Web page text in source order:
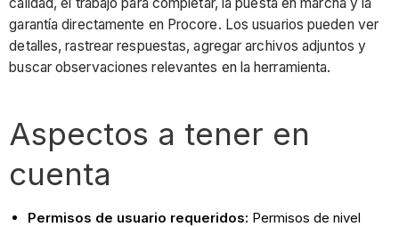
garantía directamente en Procore. Los usuarios pueden ver
detalles, rastrear respuestas, agregar archivos adjuntos y
buscar observaciones relevantes en la herramienta.
Aspectos a tener en
cuenta
Permisos de usuario requeridos: Permisos de nivel